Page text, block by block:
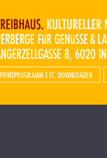
PRINTPROGRAMM ETC. DOWNLOADEN